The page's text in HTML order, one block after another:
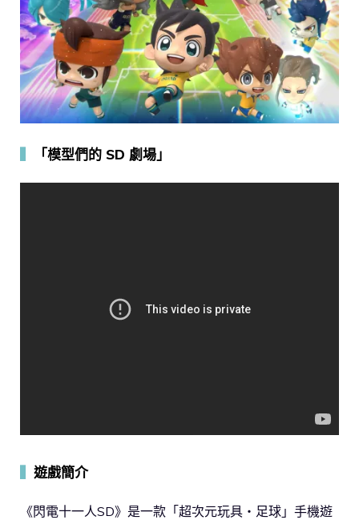
「模型們的 SD 劇場」
遊戲簡介
《閃電十一人SD》是一款「超次元玩具‧足球」手機遊